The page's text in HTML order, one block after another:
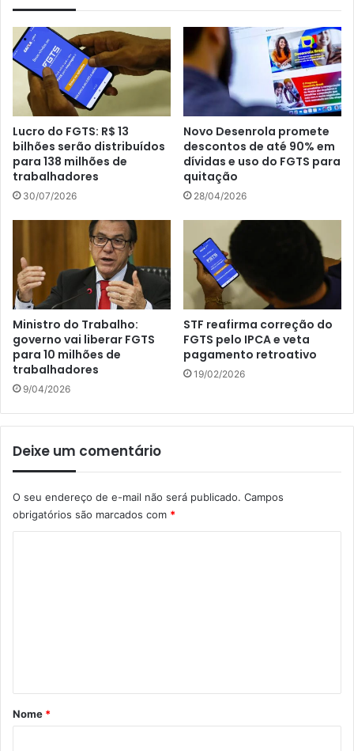
Lucro do FGTS: R$ 13
bilhões serão distribuídos
para 138 milhões de
trabalhadores
30/07/2026
Novo Desenrola promete
descontos de até 90% em
dívidas e uso do FGTS para
quitação
28/04/2026
Ministro do Trabalho:
governo vai liberar FGTS
para 10 milhões de
trabalhadores
9/04/2026
STF reafirma correção do
FGTS pelo IPCA e veta
pagamento retroativo
19/02/2026
Deixe um comentário
O seu endereço de e-mail não será publicado. Campos
obrigatórios são marcados com *
rNome *